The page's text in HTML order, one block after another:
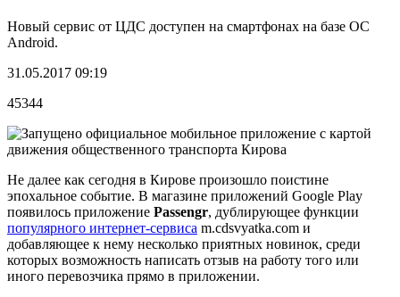
Новый сервис от ЦДС доступен на смартфонах на базе ОС
Android.
31.05.2017 09:19
45344
Не далее как сегодня в Кирове произошло поистине
эпохальное событие. В магазине приложений Google Play
появилось приложение Passengr, дублирующее функции
популярного интернет-сервиса m.cdsvyatka.com и
добавляющее к нему несколько приятных новинок, среди
которых возможность написать отзыв на работу того или
иного перевозчика прямо в приложении.